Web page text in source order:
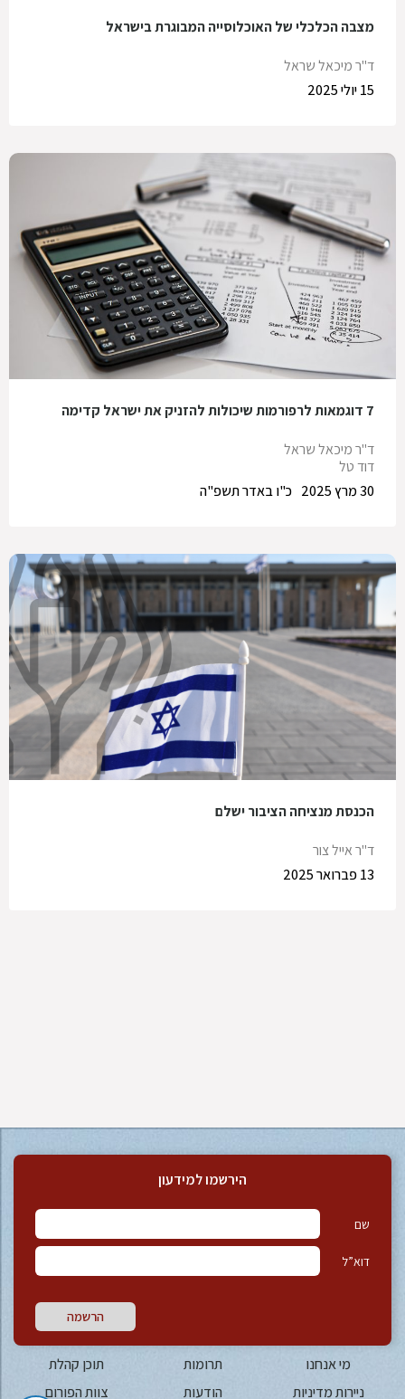
מצבה הכלכלי של האוכלוסייה המבוגרת בישראל
ד"ר מיכאל שראל
15 יולי 2025
7 דוגמאות לרפורמות שיכולות להזניק את ישראל קדימה
ד"ר מיכאל שראל
דוד טל
כ"ו באדר תשפ"ה
30 מרץ 2025
הכנסת מנציחה הציבור ישלם
ד"ר אייל צור
13 פברואר 2025
הירשמו למידעון
שם
דוא”ל
הרשמה
מי אנחנו תרומות
תוכן קהלת
ניירות מדיניות
הודעות צוות הפורום